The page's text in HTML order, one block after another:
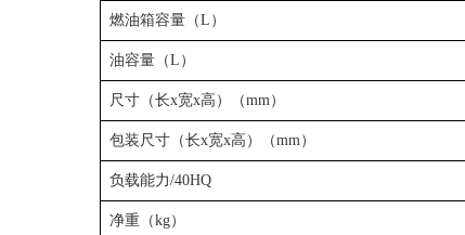
燃油箱容量（L）
油容量（L）
尺寸（长x宽x高）（mm）
包装尺寸（长x宽x高）（mm）
负载能力/40HQ
净重（kg）